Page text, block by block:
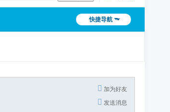
快捷导航
加为好友
发送消息